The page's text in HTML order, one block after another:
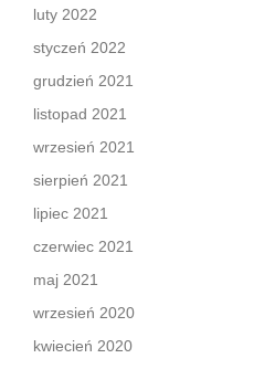
luty 2022
styczeń 2022
grudzień 2021
listopad 2021
wrzesień 2021
sierpień 2021
lipiec 2021
czerwiec 2021
maj 2021
wrzesień 2020
kwiecień 2020